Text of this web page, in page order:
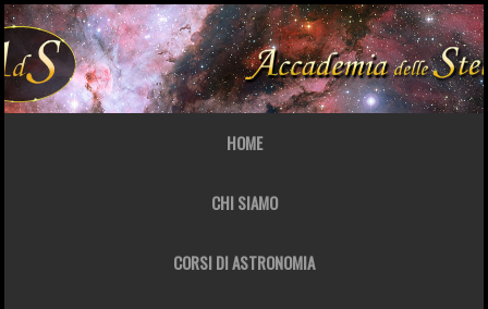
HOME
CHI SIAMO
CORSI DI ASTRONOMIA